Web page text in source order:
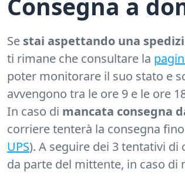
Se stai aspettando una
ti rimane che consultare la
poter monitorare il suo stato e
avvengono tra le ore 9 e le ore
In caso di mancata consegna
corriere tenterà la consegna
UPS). A seguire dei 3 tentativi
da parte del mittente, in caso